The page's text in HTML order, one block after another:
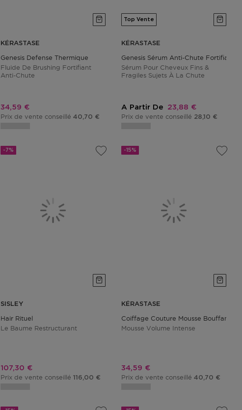
KÉRASTASE
Genesis Defense Thermique
Fluide De Brushing Fortifiant
Anti-Chute
Prix promotionnel
34,59 €
Prix de vente conseillé 40,70 €
Top Vente
KÉRASTASE
Genesis Sérum Anti-Chute Fortifiant
Sérum Pour Cheveux Fins &
Fragiles Sujets À La Chute
A Partir De Prix promotionnel
23,88 €
Prix de vente conseillé 28,10 €
-7%
SISLEY
Hair Rituel
Le Baume Restructurant
Prix promotionnel
107,30 €
Prix de vente conseillé 116,00 €
-15%
KÉRASTASE
Coiffage Couture Mousse Bouffante
Mousse Volume Intense
Prix promotionnel
34,59 €
Prix de vente conseillé 40,70 €